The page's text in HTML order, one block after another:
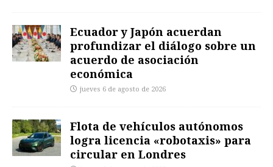
Ecuador y Japón acuerdan
profundizar el diálogo sobre un
acuerdo de asociación
económica
jueves 6 de agosto de 2026
Flota de vehículos autónomos
logra licencia «robotaxis» para
circular en Londres